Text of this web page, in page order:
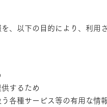
、以下の目的により、利用
するため
各種サービス等の有用な情